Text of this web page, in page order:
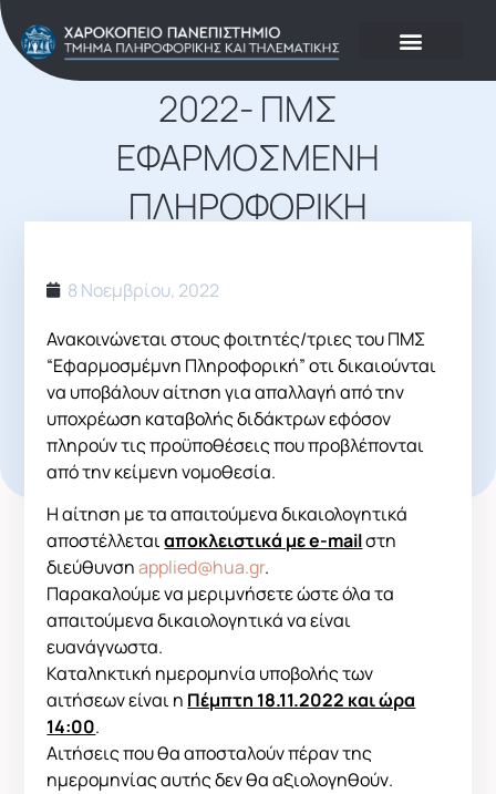
ΑΠΑΛΛΑΓΈΣ ΔΙΔΆΚΤΡΩΝ
2022- ΠΜΣ
ΕΦΑΡΜΟΣΜΈΝΗ
ΠΛΗΡΟΦΟΡΙΚΉ
8 Νοεμβρίου, 2022
Ανακοινώνεται στους φοιτητές/τριες του ΠΜΣ
“Εφαρμοσμέμνη Πληροφορική” οτι δικαιούνται
να υποβάλουν αίτηση για απαλλαγή από την
υποχρέωση καταβολής διδάκτρων εφόσον
πληρούν τις προϋποθέσεις που προβλέπονται
από την κείμενη νομοθεσία.
Η αίτηση με τα απαιτούμενα δικαιολογητικά
αποστέλλεταιαποκλειστικά με e-mailστη
διεύθυνσηapplied@hua.gr.
Παρακαλούμε να μεριμνήσετε ώστε όλα τα
απαιτούμενα δικαιολογητικά να είναι
ευανάγνωστα.
Καταληκτική ημερομηνία υποβολής των
αιτήσεων είναι η Πέμπτη 18.11.2022 και ώρα
14:00.
Αιτήσεις που θα αποσταλούν πέραν της
ημερομηνίας αυτής δεν θα αξιολογηθούν.